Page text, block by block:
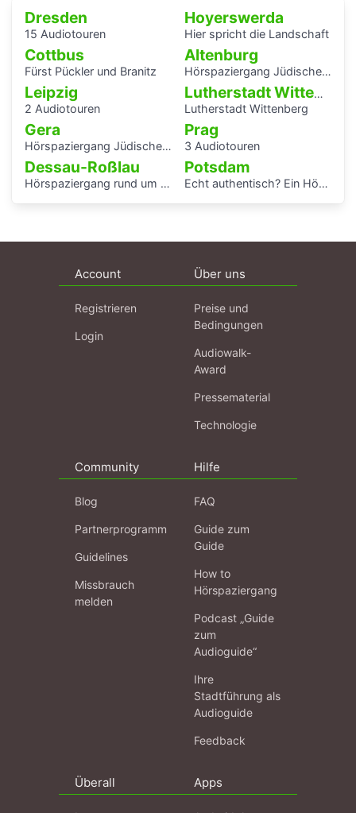
Dresden
15 Audiotouren
Hoyerswerda
Hier spricht die Landschaft
Cottbus
Fürst Pückler und Branitz
Altenburg
Hörspaziergang Jüdische Geschichte in Altenburg
Leipzig
2 Audiotouren
Lutherstadt Wittenberg
Lutherstadt Wittenberg
Gera
Hörspaziergang Jüdisches Leben und jüdische Geschichte in Gera
Prag
3 Audiotouren
Dessau-Roßlau
Hörspaziergang rund um die Laubenganghäuser der Bauhaussiedlung Törten
Potsdam
Echt authentisch? Ein Hörspaziergang durch Potsdams Mitte
Account
Registrieren
Login
Über uns
Preise und
Bedingungen
Audiowalk-
Award
Pressematerial
Technologie
Community
Blog
Partnerprogramm
Guidelines
Missbrauch
melden
Hilfe
FAQ
Guide zum
Guide
How to
Hörspaziergang
Podcast „Guide
zum
Audioguide“
Ihre
Stadtführung als
Audioguide
Feedback
Überall Apps